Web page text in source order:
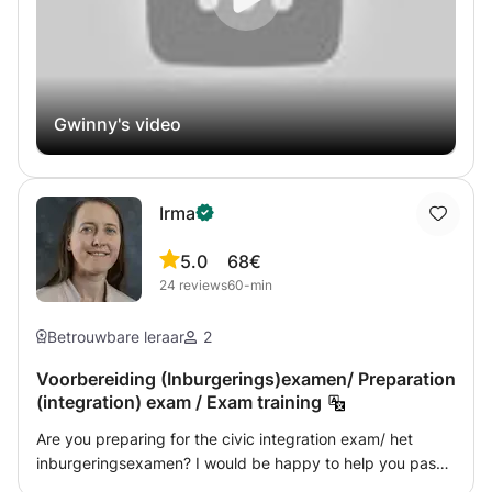
Gwinny's video
Irma
5.0
24 reviews
68€
60-min
Betrouwbare leraar 2
Voorbereiding (Inburgerings)examen/ Preparation
(integration) exam / Exam training
Are you preparing for the civic integration exam/ het
inburgeringsexamen? I would be happy to help you pass